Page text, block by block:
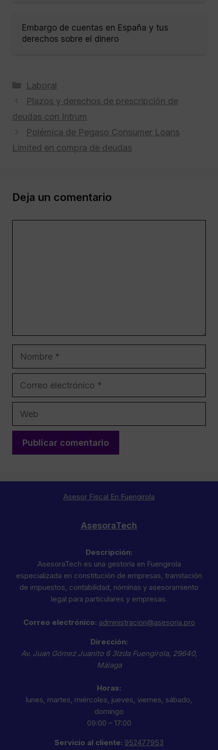
Embargo de cuentas en España y tus
derechos sobre el dinero
Categorías
Laboral
Plazos y derechos de prescripción de
deudas con Intrum
Polémica de Pegaso Consumer Loans
Limited en compra de deudas
Deja un comentario
Asesor Fiscal En Fuengirola
AsesoraTech
Descripción:
AsesoraTech es una gestoría en Fuengirola
especializada en constitución de empresas, tramitación
de impuestos, contabilidad, nóminas y asesoramiento
legal para particulares y empresas.
Correo electrónico: administracion@asesoria.pro
Dirección:
Av. Juan Gómez Juanito 6 3Izda Fuengirola, 29640,
Málaga
Horas:
lunes, martes, miércoles, jueves, viernes, sábado,
domingo
09:00 – 17:00
Servicio al cliente: 952477953